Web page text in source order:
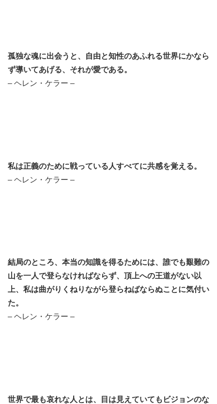
孤独な魂に出会うと、自由と知性のあふれる世界にかなら
ず導いてあげる、それが愛である。
– ヘレン・ケラー –
私は正義のために戦っている人すべてに共感を覚える。
– ヘレン・ケラー –
結局のところ、本当の知識を得るためには、誰でも艱難の
山を一人で登らなければならず、頂上への王道がない以
上、私は曲がりくねりながら登らねばならぬことに気付い
た。
– ヘレン・ケラー –
世界で最も哀れな人とは、目は見えていてもビジョンのな